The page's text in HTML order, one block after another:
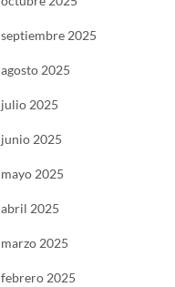
septiembre 2025
agosto 2025
julio 2025
junio 2025
mayo 2025
abril 2025
marzo 2025
febrero 2025